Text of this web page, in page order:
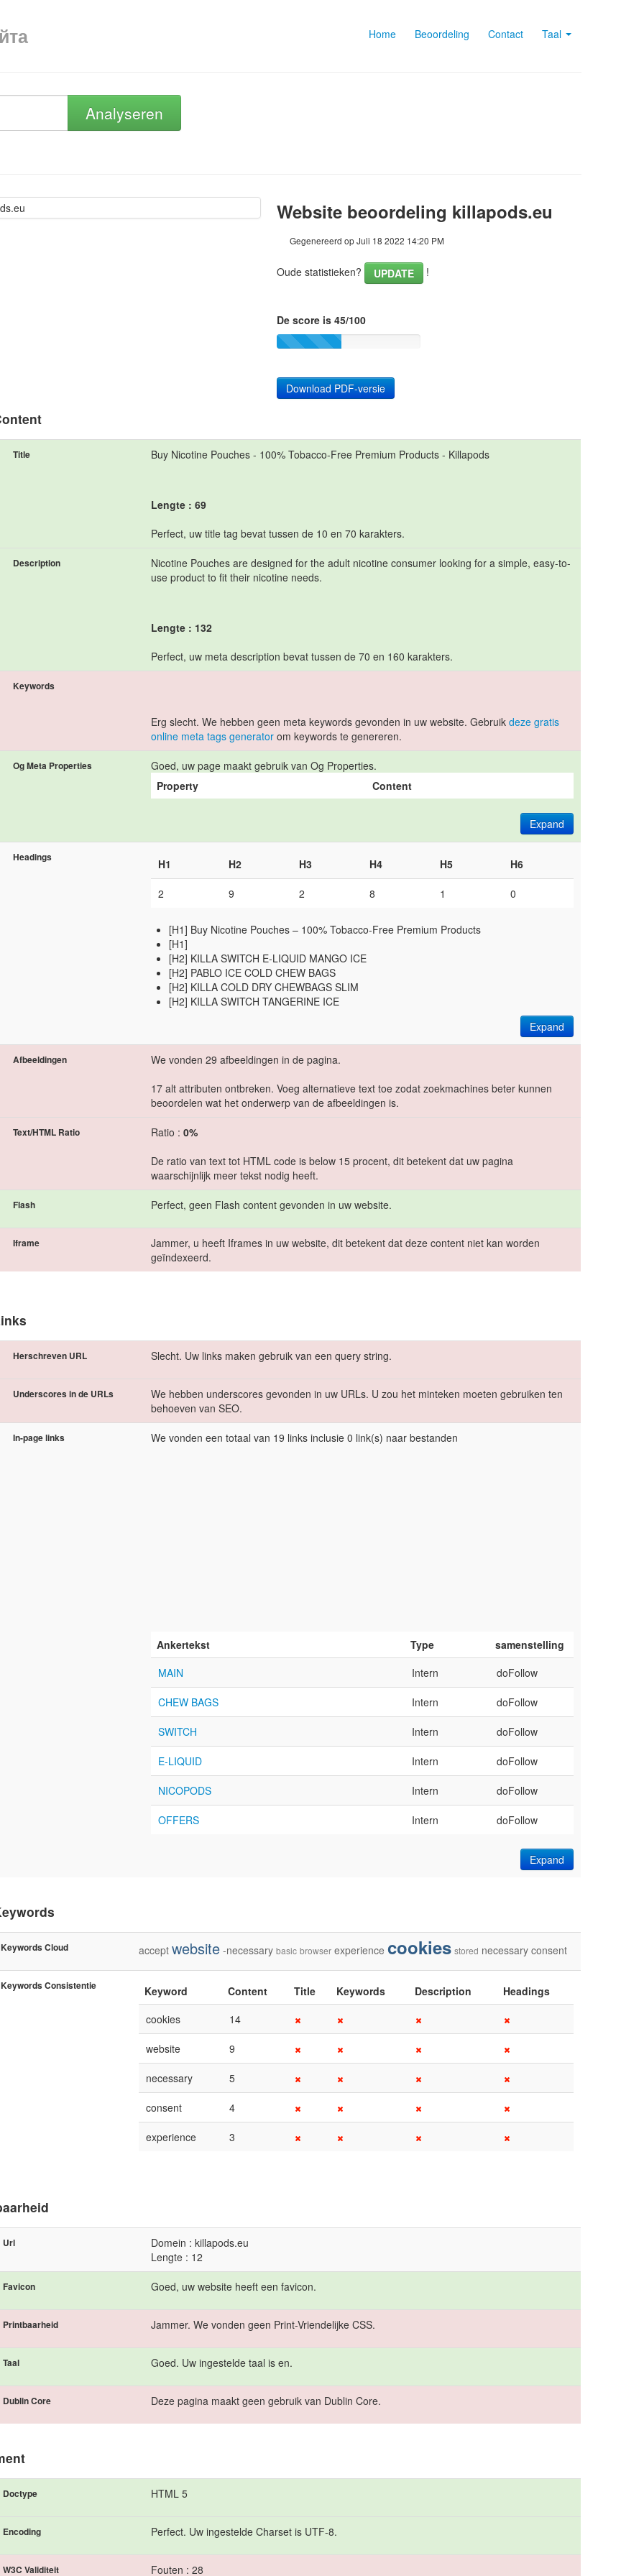
Home Beoordeling Contact Taal
Analyseren
Website beoordeling killapods.eu
Gegenereerd op Juli 18 2022 14:20 PM
Oude statistieken? UPDATE !
De score is 45/100
Download PDF-versie
Title Buy Nicotine Pouches - 100% Tobacco-Free Premium Products - Killapods
Lengte : 69
Perfect, uw title tag bevat tussen de 10 en 70 karakters.
Description
Nicotine Pouches are designed for the adult nicotine consumer looking for a simple, easy-to-
use product to fit their nicotine needs.
Lengte : 132
Perfect, uw meta description bevat tussen de 70 en 160 karakters.
Keywords
Erg slecht. We hebben geen meta keywords gevonden in uw website. Gebruik deze gratis
online meta tags generator om keywords te genereren.
Og Meta Properties
Goed, uw page maakt gebruik van Og Properties.
Property
Content
Expand
Headings H1 H2 H3 H4 H5 H6
2 9 2 8 1 0
[H1] Buy Nicotine Pouches – 100% Tobacco-Free Premium Products
[H1]
[H2] KILLA SWITCH E-LIQUID MANGO ICE
[H2] PABLO ICE COLD CHEW BAGS
[H2] KILLA COLD DRY CHEWBAGS SLIM
[H2] KILLA SWITCH TANGERINE ICE
Expand
Afbeeldingen
We vonden 29 afbeeldingen in de pagina.
17 alt attributen ontbreken. Voeg alternatieve text toe zodat zoekmachines beter kunnen
beoordelen wat het onderwerp van de afbeeldingen is.
Text/HTML Ratio Ratio : 0%
De ratio van text tot HTML code is below 15 procent, dit betekent dat uw pagina
waarschijnlijk meer tekst nodig heeft.
Flash Perfect, geen Flash content gevonden in uw website.
Iframe
Jammer, u heeft Iframes in uw website, dit betekent dat deze content niet kan worden
geïndexeerd.
Herschreven URL Slecht. Uw links maken gebruik van een query string.
Underscores in de URLs
We hebben underscores gevonden in uw URLs. U zou het minteken moeten gebruiken ten
behoeven van SEO.
In-page links We vonden een totaal van 19 links inclusie 0 link(s) naar bestanden
Ankertekst Type
samenstelling
MAIN
Intern doFollow
CHEW BAGS Intern doFollow
SWITCH Intern doFollow
E-LIQUID Intern doFollow
NICOPODS Intern doFollow
OFFERS Intern doFollow
Expand
Keywords Cloud accept website -necessary basic browser experience cookies stored necessary consent
Keywords Consistentie Keyword Content Title Keywords Description
Headings
cookies
14
website 9
necessary 5
consent 4
experience 3
Url
Domein : killapods.eu
Lengte : 12
Favicon Goed, uw website heeft een favicon.
Printbaarheid Jammer. We vonden geen Print-Vriendelijke CSS.
Taal Goed. Uw ingestelde taal is en.
Dublin Core Deze pagina maakt geen gebruik van Dublin Core.
Doctype HTML 5
Encoding Perfect. Uw ingestelde Charset is UTF-8.
W3C Validiteit Fouten : 28